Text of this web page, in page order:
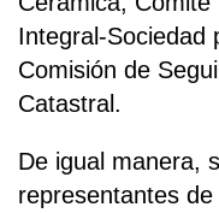
Integral-Sociedad
Comisión de
Catastral.
De igual manera,
representantes